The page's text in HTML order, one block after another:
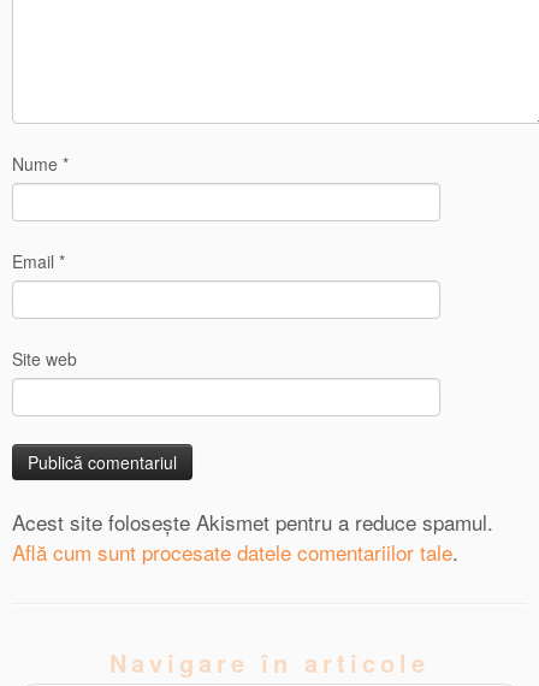
Nume *
Email *
Site web
Acest site folosește Akismet pentru a reduce spamul.
Află cum sunt procesate datele comentariilor tale.
Navigare în articole